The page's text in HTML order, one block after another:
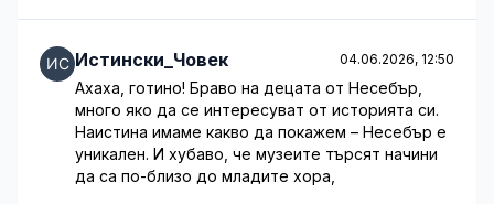
Истински_Човек 04.06.2026, 12:50
Ахаха, готино! Браво на децата от Несебър,
много яко да се интересуват от историята си.
Наистина имаме какво да покажем – Несебър е
уникален. И хубаво, че музеите търсят начини
да са по-близо до младите хора,